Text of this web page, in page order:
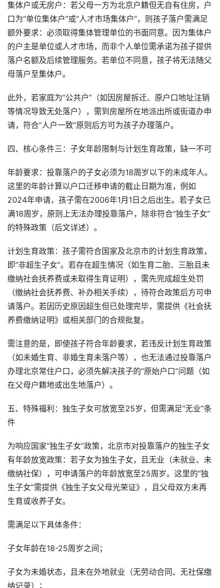
集体户或无房户：若父母一方为北京户籍但无自有住房，户
口为“单位集体户”或“人才市场集体户”，则孩子落户需满足
额外要求：必须取得集体管理单位的书面同意。因为集体户
的户主是单位或人才市场，而非个人单位需承诺为孩子提供
落户名额及后续管理服务。若单位不同意，孩子将无法随父
母落户至集体户。
此外，若家庭为“公共户”（如因房屋拆迁、原户口地址注销
等情况导致无处落户），需到房屋所在地派出所或街道办申
请，符合“人户一致”原则后方可为孩子办理落户。
四、核心条件三：子女年龄限制与计划生育政策，缺一不可
年龄要求：投靠落户的子女必须为18周岁以下的未成年人。
这里的年龄计算以户口迁移申请的截止日期为准，例如
2024年申请，孩子需在2006年1月1日之后出生。若子女已
满18周岁，原则上无法办理投靠落户，除非符合“独生子女”
的特殊政策（后文详述）。
计划生育政策：孩子需符合国家及北京市的计划生育政策，
即“非超生子女”。若存在超生情况（如生育二胎、三胎且未
缴纳社会抚养费或未取得生育证明），需先完成超生处罚
（缴纳社会抚养费、补办相关手续），待符合政策后方可申
请落户。若因历史原因超生但已处理完毕，需提供《社会抚
养费缴纳证明》或相关部门的合规批复。
需注意的是，即使孩子符合年龄要求，若违反计划生育政策
（如未婚生育、非婚生育未落户等），也无法通过投靠落户
办理北京常住户口，必须先解决孩子的“原始户口”问题（如
在父母户籍地或出生地落户）。
五、特殊福利：独生子女可放宽至25岁，但需满足“无业”条
件
为响应国家“独生子女”政策，北京市对投靠落户的独生子女
有年龄放宽政策：若子女为独生子女，且无业（未就业、未
缴纳社保），可申请落户的年龄放宽至25周岁。这里的“独
生子女”需提供《独生子女父母光荣证》，且父母双方未再
生育或收养子女。
需满足以下具体条件：
子女年龄在18-25周岁之间；
子女为未婚状态，且未在外地就业（无劳动合同、无社保缴
纳记录）；